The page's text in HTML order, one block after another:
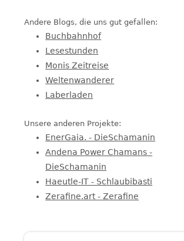
Andere Blogs, die uns gut gefallen:
Buchbahnhof
Lesestunden
Monis Zeitreise
Weltenwanderer
Laberladen
Unsere anderen Projekte:
EnerGaia. - DieSchamanin
Andena Power Chamans -
DieSchamanin
Haeutle-IT - Schlaubibasti
Zerafine.art - Zerafine